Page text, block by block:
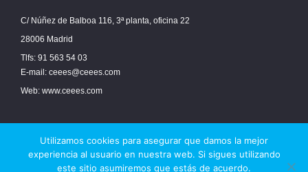
C/ Núñez de Balboa 116, 3ª planta, oficina 22
28006 Madrid
Tlfs: 91 563 54 03
E-mail: ceees@ceees.com
Web: www.ceees.com
© 2017 Ceees - Sitio web desarrollado por espa.es-Aviso legal -Política de
Utilizamos cookies para asegurar que damos la mejor
experiencia al usuario en nuestra web. Si sigues utilizando
este sitio asumiremos que estás de acuerdo.